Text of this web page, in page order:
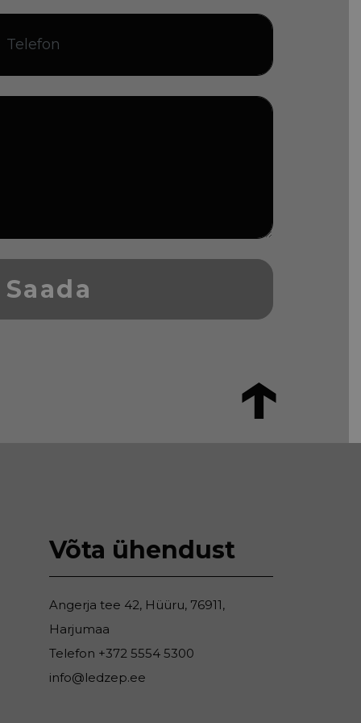
Saada
Võta ühendust
Angerja tee 42, Hüüru, 76911,
Harjumaa
Telefon +372 5554 5300
info@ledzep.ee